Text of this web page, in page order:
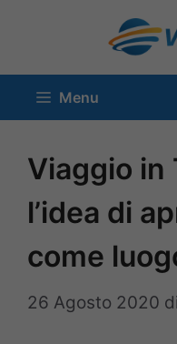
contenuto
Menu
Viaggio in
l’idea di
come
26 Agosto 2020 di